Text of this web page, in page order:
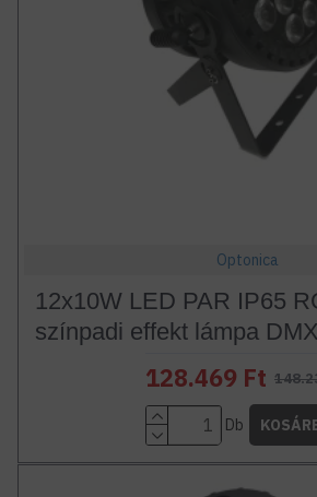
Optonica
12x10W LED PAR IP65
színpadi effekt lámpa
128.469 Ft
Db